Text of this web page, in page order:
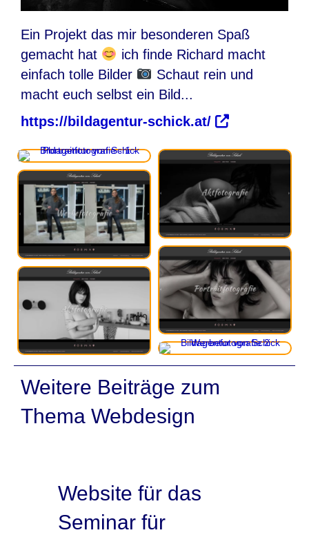
Ein Projekt das mir besonderen Spaß
gemacht hat
ich finde Richard macht
einfach tolle Bilder
Schaut rein und
macht euch selbst ein Bild...
https://bildagentur-schick.at/
Weitere Beiträge zum
Thema Webdesign
Website für das
Seminar für